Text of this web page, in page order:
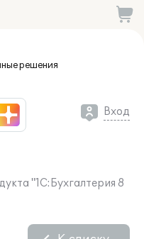
решения
Вход
"1С:Бухгалтерия 8